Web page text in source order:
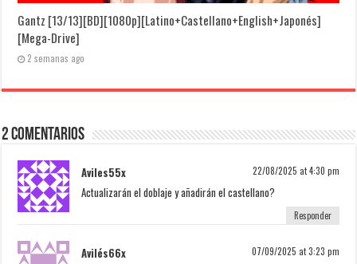
Gantz [13/13][BD][1080p][Latino+Castellano+English+Japonés]
[Mega-Drive]
2 semanas ago
2 Comentarios
Aviles55x 22/08/2025 at 4:30 pm
Actualizarán el doblaje y añadirán el castellano?
Responder
Avilés66x 07/09/2025 at 3:23 pm